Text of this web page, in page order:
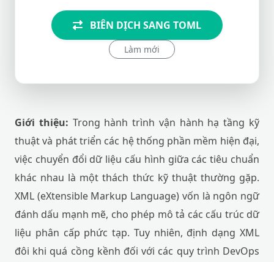
BIÊN DỊCH SANG TOML
Làm mới
Giới thiệu: Trong hành trình vận hành hạ tầng kỹ
thuật và phát triển các hệ thống phần mềm hiện đại,
việc chuyển đổi dữ liệu cấu hình giữa các tiêu chuẩn
khác nhau là một thách thức kỹ thuật thường gặp.
XML (eXtensible Markup Language) vốn là ngôn ngữ
đánh dấu mạnh mẽ, cho phép mô tả các cấu trúc dữ
liệu phân cấp phức tạp. Tuy nhiên, định dạng XML
đôi khi quá cồng kềnh đối với các quy trình DevOps